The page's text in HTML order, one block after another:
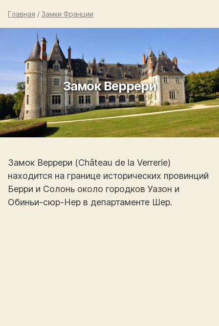
Главная / Замки Франции
Замок Веррери
Замок Веррери (Château de la Verrerie)
находится на границе исторических провинций
Берри и Солонь около городков Уазон и
Обиньи-сюр-Нер в департаменте Шер.